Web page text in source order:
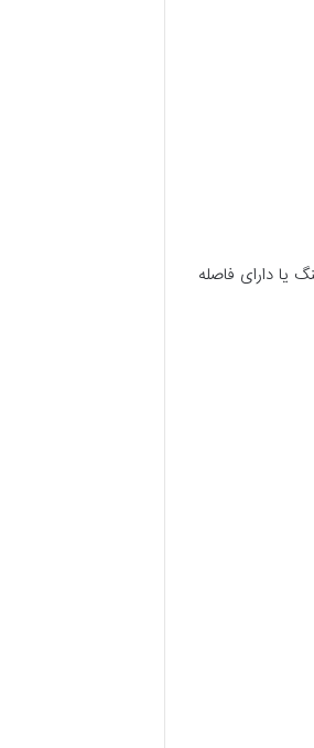
یا دارای فاصله